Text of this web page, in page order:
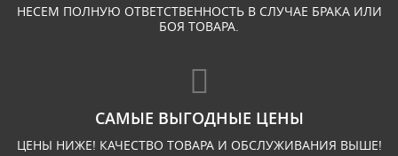
НЕСЕМ ПОЛНУЮ ОТВЕТСТВЕННОСТЬ В СЛУЧАЕ БРАКА ИЛИ
БОЯ ТОВАРА.
САМЫЕ ВЫГОДНЫЕ ЦЕНЫ
ЦЕНЫ НИЖЕ! КАЧЕСТВО ТОВАРА И ОБСЛУЖИВАНИЯ ВЫШЕ!